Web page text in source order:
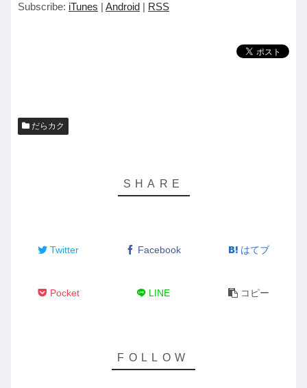
ー
Subscribe: iTunes | Android | RSS
だらカク
Twitter Facebook はてブ
Pocket LINE コピー